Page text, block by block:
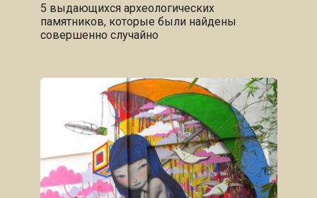
5 выдающихся археологических
памятников, которые были найдены
совершенно случайно